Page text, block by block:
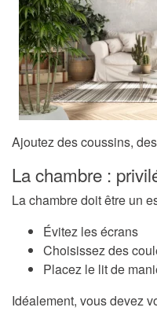
Ajoutez des coussins,
La chambre :
La chambre doit être un
Évitez les écrans
Choisissez des
Placez le lit de
Idéalement, vous devez